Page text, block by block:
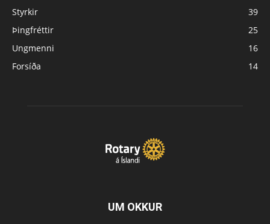
Styrkir
39
Þingfréttir
25
Ungmenni
16
Forsíða
14
UM OKKUR